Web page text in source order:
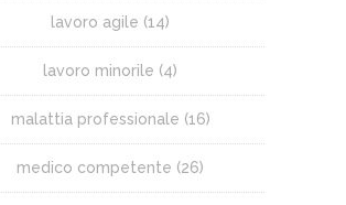
lavoro agile (14)
lavoro minorile (4)
malattia professionale (16)
medico competente (26)